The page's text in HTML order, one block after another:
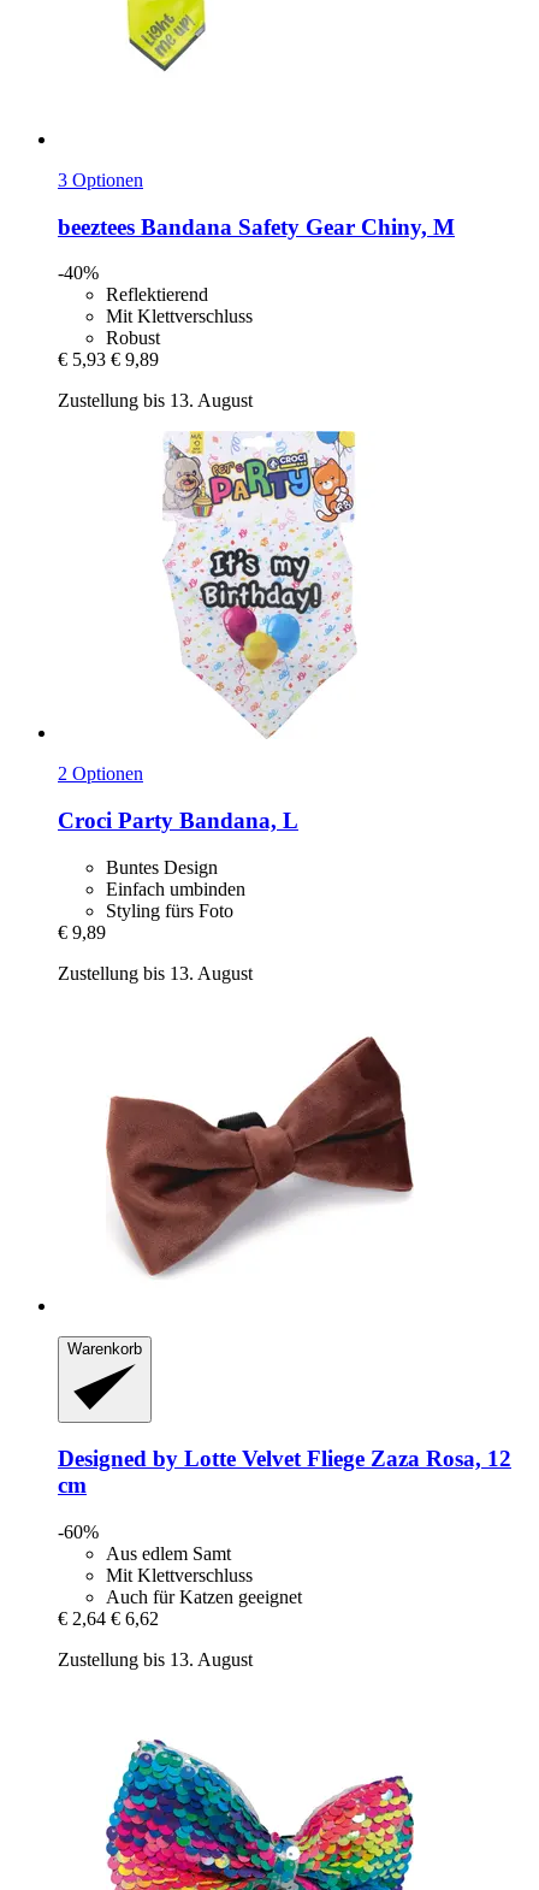
3 Optionen
beeztees Bandana Safety Gear Chiny, M
-40%
Reflektierend
Mit Klettverschluss
Robust
€ 5,93 € 9,89
Zustellung bis 13. August
2 Optionen
Croci Party Bandana, L
Buntes Design
Einfach umbinden
Styling fürs Foto
€ 9,89
Zustellung bis 13. August
Warenkorb
Designed by Lotte Velvet Fliege Zaza Rosa, 12
cm
-60%
Aus edlem Samt
Mit Klettverschluss
Auch für Katzen geeignet
€ 2,64 € 6,62
Zustellung bis 13. August